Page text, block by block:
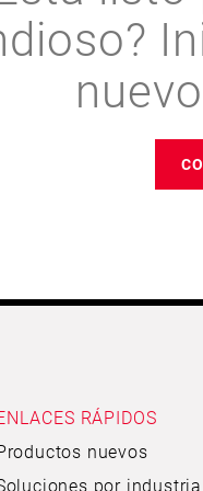
RÁPIDOS
nuevos
por industria